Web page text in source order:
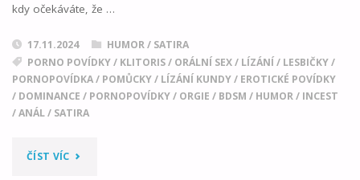
kdy očekáváte, že …
17.11.2024
HUMOR / SATIRA
PORNO POVÍDKY/ KLITORIS/ ORÁLNÍ SEX/ LÍZÁNÍ / LESBIČKY/
PORNOPOVÍDKA/ POMŮCKY/ LÍZÁNÍ KUNDY/ EROTICKÉ POVÍDKY
/ DOMINANCE / PORNOPOVÍDKY/ ORGIE / BDSM / HUMOR/ INCEST
/ANÁL/ SATIRA
ČÍST VÍC"FIKTIVNÍ